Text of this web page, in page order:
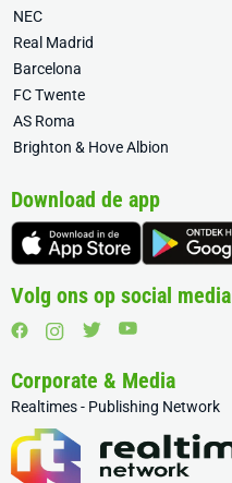
NEC
Real Madrid
Barcelona
FC Twente
AS Roma
Brighton & Hove Albion
Download de app
Volg ons op social media
Corporate & Media
Realtimes - Publishing Network